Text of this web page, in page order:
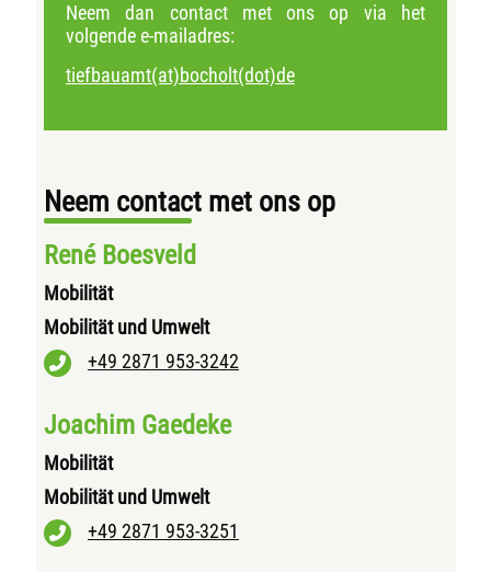
Neem dan contact met ons op via het
volgende e-mailadres:
tiefbauamt(at)bocholt(dot)de
Neem contact met ons op
René Boesveld
Mobilität
Mobilität und Umwelt
+49 2871 953-3242
Joachim Gaedeke
Mobilität
Mobilität und Umwelt
+49 2871 953-3251